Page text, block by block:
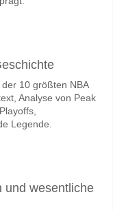
von 53%.
Malaga v
Ergebnis von
10 größten NBA
Analyse von Peak
Legende.
und wesentliche